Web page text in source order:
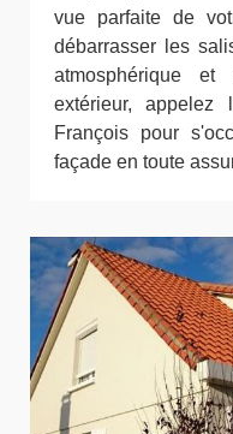
vue parfaite de
débarrasser les
atmosphérique
extérieur, appelez
François pour
façade en toute